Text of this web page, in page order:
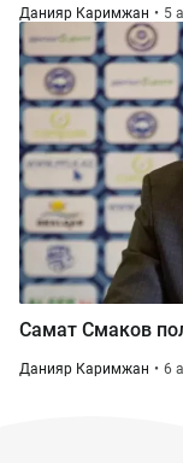
Данияр Каримжан 5
Самат Смаков
Данияр Каримжан 6